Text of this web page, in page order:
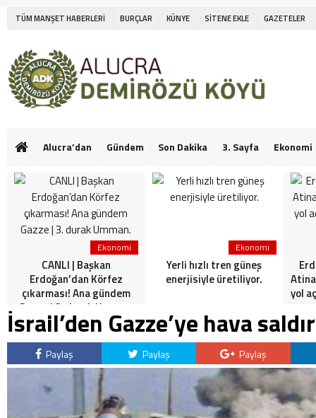
TÜM MANŞET HABERLERİ BURÇLAR KÜNYE SİTENE EKLE GAZETELER
Alucra’dan Gündem Son Dakika 3. Sayfa Ekonomi
Ekonomi
CANLI | Başkan
Erdoğan’dan Körfez
çıkarması! Ana gündem
Gazze | 3. durak Umman.
Ekonomi
Yerli hızlı tren güneş
enerjisiyle üretiliyor.
yol
İsrail’den Gazze’ye hava
Paylaş Paylaş Paylaş